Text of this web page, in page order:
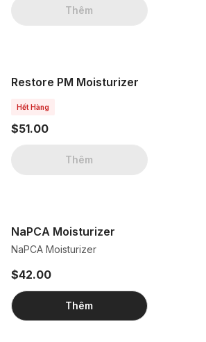
Thêm
Restore PM Moisturizer
Hết Hàng
$51.00
Thêm
NaPCA Moisturizer
NaPCA Moisturizer
$42.00
Thêm